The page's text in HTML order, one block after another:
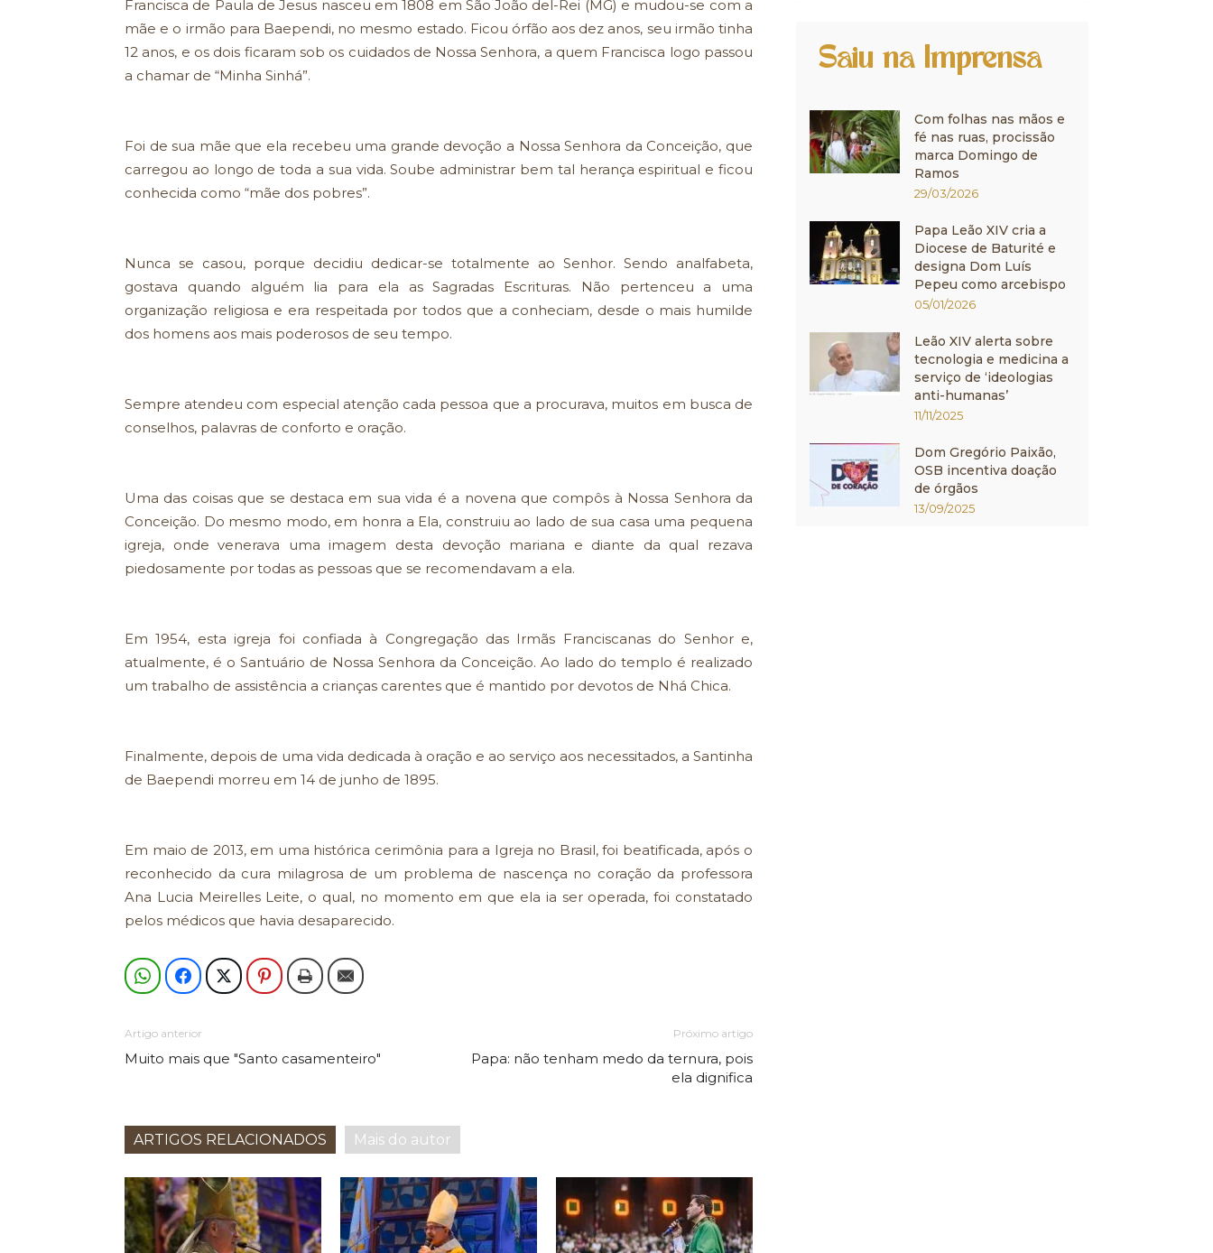
Francisca de Paula de Jesus nasceu em 1808 em São João del-Rei (MG) e mudou-se com a
mãe e o irmão para Baependi, no mesmo estado. Ficou órfão aos dez anos, seu irmão tinha
12 anos, e os dois ficaram sob os cuidados de Nossa Senhora, a quem Francisca logo passou
a chamar de “Minha Sinhá”.
Foi de sua mãe que ela recebeu uma grande devoção a Nossa Senhora da Conceição, que
carregou ao longo de toda a sua vida. Soube administrar bem tal herança espiritual e ficou
conhecida como “mãe dos pobres”.
Nunca se casou, porque decidiu dedicar-se totalmente ao Senhor. Sendo analfabeta,
gostava quando alguém lia para ela as Sagradas Escrituras. Não pertenceu a uma
organização religiosa e era respeitada por todos que a conheciam, desde o mais humilde
dos homens aos mais poderosos de seu tempo.
Sempre atendeu com especial atenção cada pessoa que a procurava, muitos em busca de
conselhos, palavras de conforto e oração.
Uma das coisas que se destaca em sua vida é a novena que compôs à Nossa Senhora da
Conceição. Do mesmo modo, em honra a Ela, construiu ao lado de sua casa uma pequena
igreja, onde venerava uma imagem desta devoção mariana e diante da qual rezava
piedosamente por todas as pessoas que se recomendavam a ela.
Em 1954, esta igreja foi confiada à Congregação das Irmãs Franciscanas do Senhor e,
atualmente, é o Santuário de Nossa Senhora da Conceição. Ao lado do templo é realizado
um trabalho de assistência a crianças carentes que é mantido por devotos de Nhá Chica.
Finalmente, depois de uma vida dedicada à oração e ao serviço aos necessitados, a Santinha
de Baependi morreu em 14 de junho de 1895.
Em maio de 2013, em uma histórica cerimônia para a Igreja no Brasil, foi beatificada, após o
reconhecido da cura milagrosa de um problema de nascença no coração da professora
Ana Lucia Meirelles Leite, o qual, no momento em que ela ia ser operada, foi constatado
pelos médicos que havia desaparecido.
Artigo anterior
Muito mais que "Santo casamenteiro"
Próximo artigo
Papa: não tenham medo da ternura, pois
ela dignifica
ARTIGOS RELACIONADOS Mais do autor
Saiu na Imprensa
Com folhas nas mãos e
fé nas ruas, procissão
marca Domingo de
Ramos
29/03/2026
Papa Leão XIV cria a
Diocese de Baturité e
designa Dom Luís
Pepeu como arcebispo
05/01/2026
Leão XIV alerta sobre
tecnologia e medicina a
serviço de ‘ideologias
anti-humanas’
11/11/2025
Dom Gregório Paixão,
OSB incentiva doação
de órgãos
13/09/2025